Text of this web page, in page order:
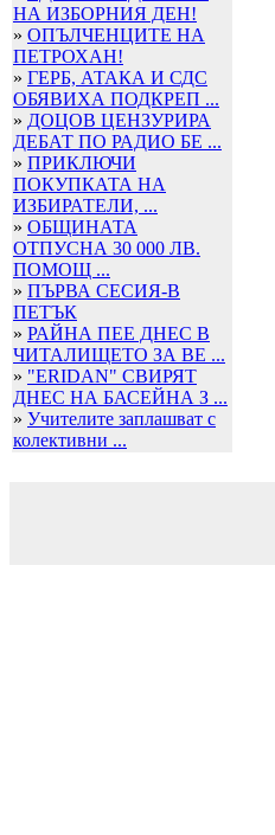
НА ИЗБОРНИЯ ДЕН!
» ОПЪЛЧЕНЦИТЕ НА
ПЕТРОХАН!
» ГЕРБ, АТАКА И СДС
ОБЯВИХА ПОДКРЕП ...
» ДОЦОВ ЦЕНЗУРИРА
ДЕБАТ ПО РАДИО БЕ ...
» ПРИКЛЮЧИ
ПОКУПКАТА НА
ИЗБИРАТЕЛИ, ...
» ОБЩИНАТА
ОТПУСНА 30 000 ЛВ.
ПОМОЩ ...
» ПЪРВА СЕСИЯ-В
ПЕТЪК
» РАЙНА ПЕЕ ДНЕС В
ЧИТАЛИЩЕТО ЗА ВЕ ...
» "ERIDAN" СВИРЯТ
ДНЕС НА БАСЕЙНА З ...
» Учителите заплашват с
колективни ...